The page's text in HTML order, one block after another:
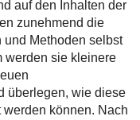
auf den Inhalten der
zunehmend die
Methoden selbst
werden sie kleinere
überlegen, wie diese
können. Nach